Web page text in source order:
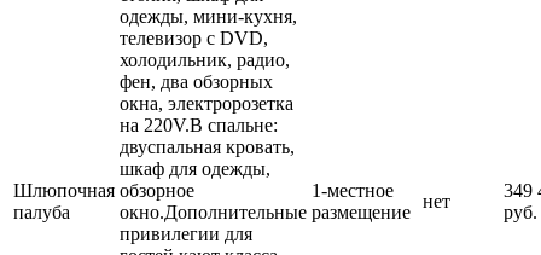
Шлюпочная
палуба
одежды, мини-кухня,
телевизор с DVD,
холодильник, радио,
фен, два обзорных
окна, электророзетка
на 220V.В спальне:
двуспальная кровать,
шкаф для одежды,
обзорное
окно.Дополнительные
привилегии для
1-местное
размещение
нет
349
руб.